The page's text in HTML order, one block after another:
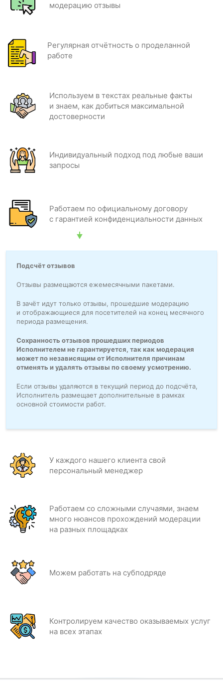
модерацию отзывы
Регулярная отчётность о проделанной
работе
Используем в текстах реальные факты
и знаем, как добиться максимальной
достоверности
Индивидуальный подход под любые ваши
запросы
Работаем по официальному договору
с гарантией конфиденциальности данных
Подсчёт отзывов
Отзывы размещаются ежемесячными пакетами.
В зачёт идут только отзывы, прошедшие модерацию
и отображающиеся для посетителей на конец месячного
периода размещения.
Сохранность отзывов прошедших периодов
Исполнителем не гарантируется, так как модерация
может по независящим от Исполнителя причинам
отменять и удалять отзывы по своему усмотрению.
Если отзывы удаляются в текущий период до подсчёта,
Исполнитель размещает дополнительные в рамках
основной стоимости работ.
У каждого нашего клиента свой
персональный менеджер
Работаем со сложными случаями, знаем
много нюансов прохождений модерации
на разных площадках
Можем работать на субподряде
Контролируем качество оказываемых услуг
на всех этапах